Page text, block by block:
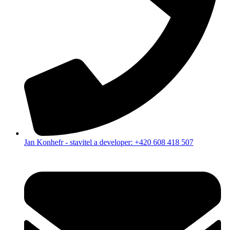
Jan Konhefr - stavitel a developer: +420 608 418 507